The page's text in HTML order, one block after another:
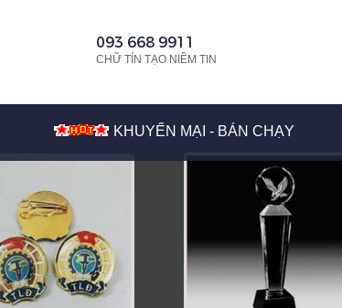
093 668 9911
CHỮ TÍN TẠO NIỀM TIN
KHUYẾN MẠI - BÁN CHẠY